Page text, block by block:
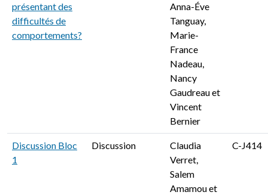
présentant des
difficultés de
comportements?
Anna-Éve
Tanguay,
Marie-
France
Nadeau,
Nancy
Gaudreau et
Vincent
Bernier
Discussion Bloc
1
Discussion
Claudia
Verret,
Salem
Amamou et
C-J414